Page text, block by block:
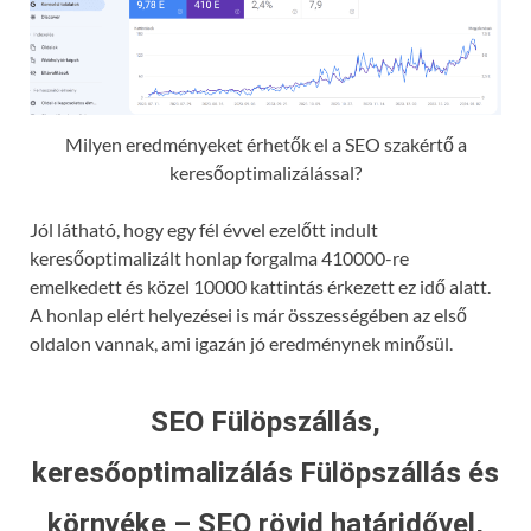
Milyen eredményeket érhetők el a SEO szakértő a
keresőoptimalizálással?
Jól látható, hogy egy fél évvel ezelőtt indult
keresőoptimalizált honlap forgalma 410000-re
emelkedett és közel 10000 kattintás érkezett ez idő alatt.
A honlap elért helyezései is már összességében az első
oldalon vannak, ami igazán jó eredménynek minősül.
SEO Fülöpszállás,
keresőoptimalizálás Fülöpszállás és
környéke – SEO rövid határidővel,